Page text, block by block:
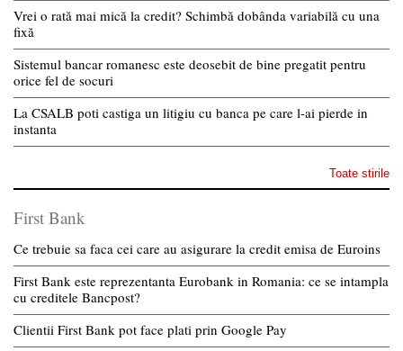
Vrei o rată mai mică la credit? Schimbă dobânda variabilă cu una
fixă
Sistemul bancar romanesc este deosebit de bine pregatit pentru
orice fel de socuri
La CSALB poti castiga un litigiu cu banca pe care l-ai pierde in
instanta
Toate stirile
First Bank
Ce trebuie sa faca cei care au asigurare la credit emisa de Euroins
First Bank este reprezentanta Eurobank in Romania: ce se intampla
cu creditele Bancpost?
Clientii First Bank pot face plati prin Google Pay